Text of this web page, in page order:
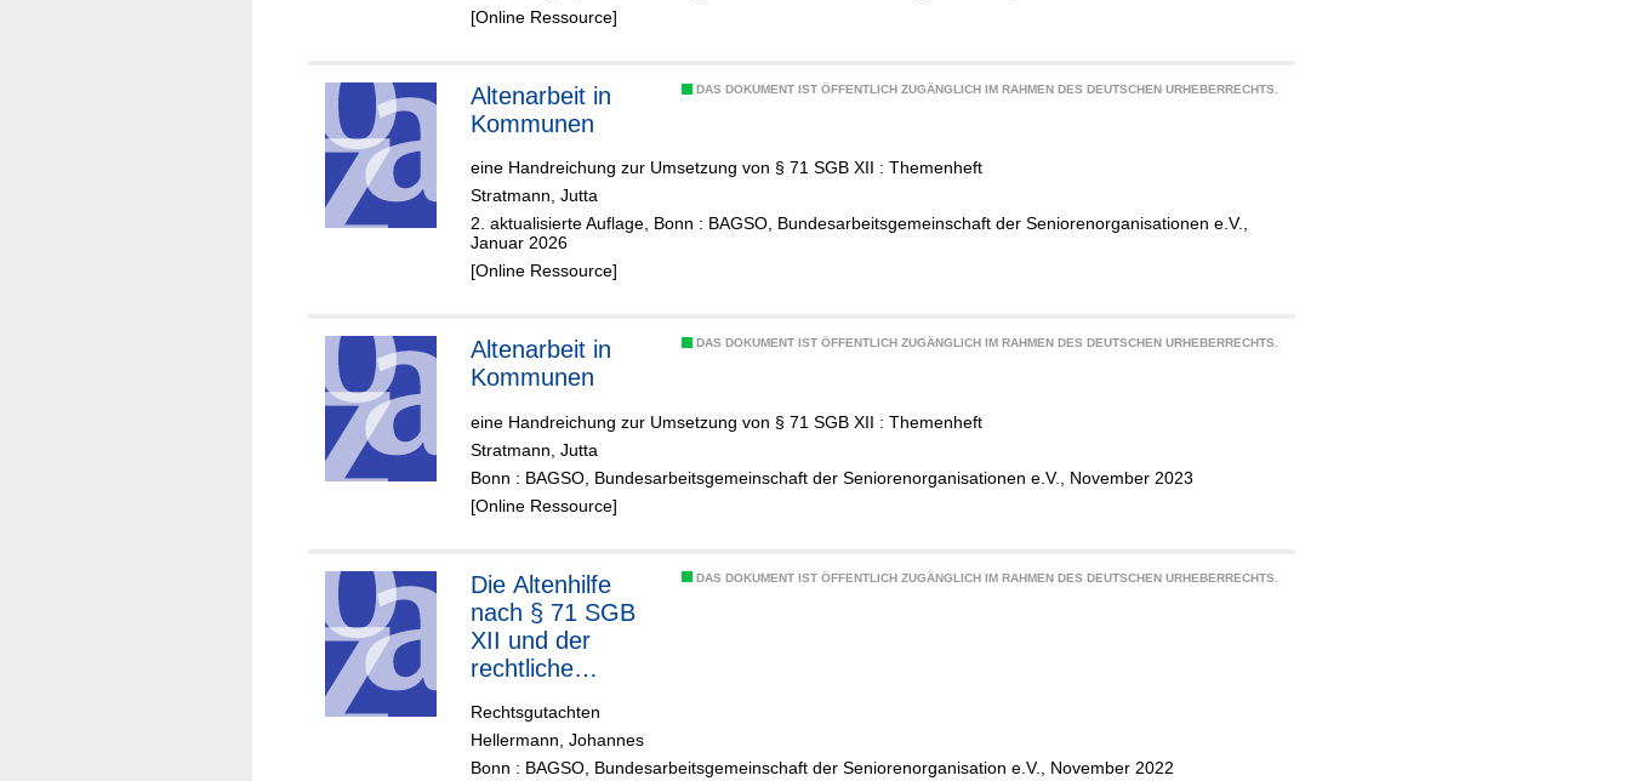
[Online Ressource]
DAS DOKUMENT IST ÖFFENTLICH ZUGÄNGLICH IM RAHMEN DES DEUTSCHEN URHEBERRECHTS.
Altenarbeit in
Kommunen
eine Handreichung zur Umsetzung von § 71 SGB XII : Themenheft
Stratmann, Jutta
2. aktualisierte Auflage, Bonn : BAGSO, Bundesarbeitsgemeinschaft der Seniorenorganisationen e.V.,
Januar 2026
[Online Ressource]
DAS DOKUMENT IST ÖFFENTLICH ZUGÄNGLICH IM RAHMEN DES DEUTSCHEN URHEBERRECHTS.
Altenarbeit in
Kommunen
eine Handreichung zur Umsetzung von § 71 SGB XII : Themenheft
Stratmann, Jutta
Bonn : BAGSO, Bundesarbeitsgemeinschaft der Seniorenorganisationen e.V., November 2023
[Online Ressource]
DAS DOKUMENT IST ÖFFENTLICH ZUGÄNGLICH IM RAHMEN DES DEUTSCHEN URHEBERRECHTS.
Die Altenhilfe
nach § 71 SGB
XII und der
rechtliche
Weiterentwicklun
g
Rechtsgutachten
Hellermann, Johannes
Bonn : BAGSO, Bundesarbeitsgemeinschaft der Seniorenorganisation e.V., November 2022